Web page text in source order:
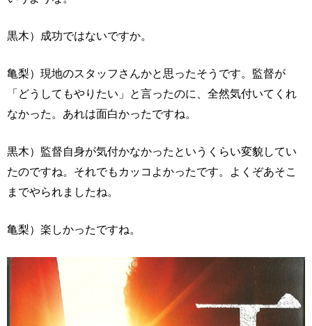
黒木）成功ではないですか。
亀梨）現地のスタッフさんかと思ったそうです。監督が
「どうしてもやりたい」と言ったのに、全然気付いてくれ
なかった。あれは面白かったですね。
黒木）監督自身が気付かなかったというくらい変貌してい
たのですね。それでもカッコよかったです。よくぞあそこ
までやられましたね。
亀梨）楽しかったですね。